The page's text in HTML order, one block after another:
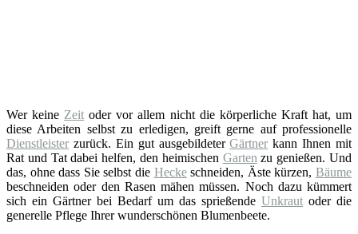
Wer keine Zeit oder vor allem nicht die körperliche Kraft hat, um
diese Arbeiten selbst zu erledigen, greift gerne auf professionelle
Dienstleister zurück. Ein gut ausgebildeterGärtner kann Ihnen mit
Rat und Tat dabei helfen, den heimischen Garten zu genießen. Und
das, ohne dass Sie selbst die Heckeschneiden, Äste kürzen,Bäume
beschneiden oder den Rasen mähen müssen. Noch dazu kümmert
sich ein Gärtner bei Bedarf um das sprießende Unkraut oder die
generelle Pflege Ihrer wunderschönen Blumenbeete.